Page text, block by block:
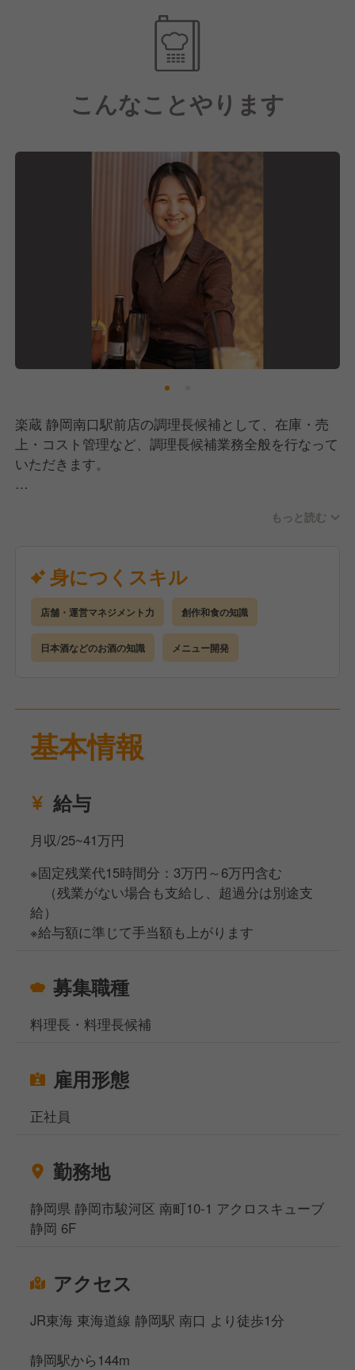
更に、現場には裁量権を与えているので、スタッフ一
人ひとりの意見を伝えやすい雰囲気。
あなたらしさは保ちつつ、サービススキルや調理技
術、店舗運営を学べます！
こんなことやります
楽蔵 静岡南口駅前店の調理長候補として、在庫・売
上・コスト管理など、調理長候補業務全般を行なって
いただきます。
マネジメントをお願いします！
もっと読む
身につくスキル
店舗・運営マネジメント力 創作和食の知識
日本酒などのお酒の知識 メニュー開発
基本情報
給与
月収/25~41万円
※固定残業代15時間分：3万円～6万円含む
（残業がない場合も支給し、超過分は別途支
給）
※給与額に準じて手当額も上がります
募集職種
料理長・料理長候補
雇用形態
正社員
勤務地
静岡県 静岡市駿河区 南町10-1 アクロスキューブ
静岡 6F
アクセス
JR東海 東海道線 静岡駅 南口 より徒歩1分
静岡駅から144m